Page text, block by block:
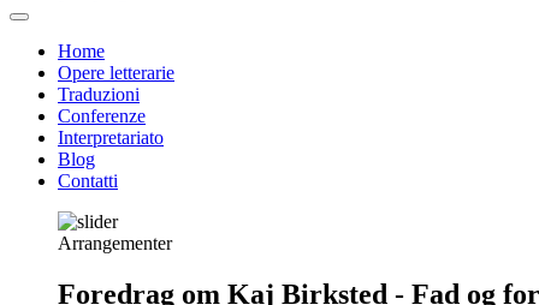
al
principale
Primær
navigation
Home
Opere letterarie
Traduzioni
Conferenze
Interpretariato
Blog
Contatti
Arrangementer
Foredrag om Kaj Birksted - Fad og